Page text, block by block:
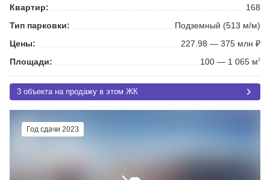
Квартир:
168
Тип парковки:
Подземный (513 м/м)
Цены:
227.98 — 375 млн ₽
Площади:
100 — 1 065 м2
3 объекта на продажу в этом ЖК
Год сдачи 2023